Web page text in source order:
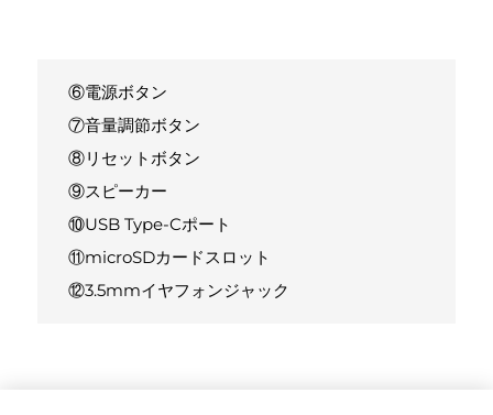
⑥電源ボタン
⑦音量調節ボタン
⑧リセットボタン
⑨スピーカー
⑩USB Type-Cポート
⑪microSDカードスロット
⑫3.5mmイヤフォンジャック